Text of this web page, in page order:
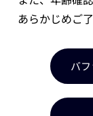
あらかじめご
バ